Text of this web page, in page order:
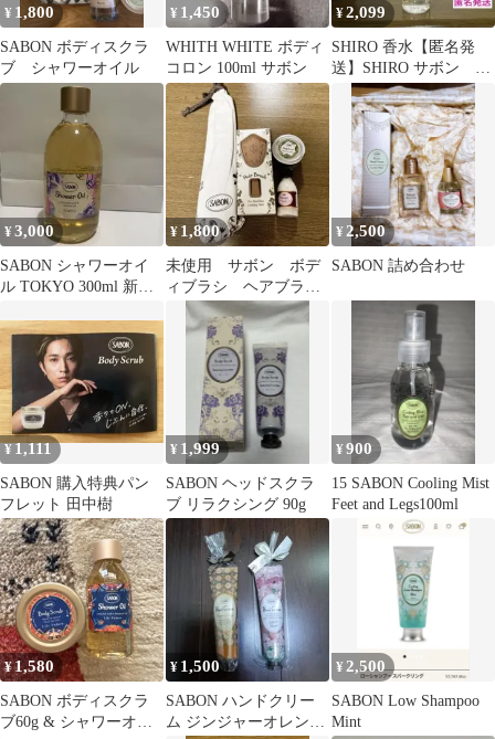
¥ 1,800
SABON ボディスクラ
ブ シャワーオイル
¥ 1,450
WHITH WHITE ボディ
コロン 100ml サボン
¥2,099
SHIRO 香水【匿名発
送】SHIRO サボン オ
ードパルファン 10ミ
¥3,000
SABON シャワーオイ
ル TOKYO 300ml 新品
¥ 1,800
未使用 サボン ボデ
ィブラシ ヘアブラ
シ スクラブ シャン
プー まとめ売り
¥ 2,500
SABON 詰め合わせ
¥1,111
SABON 購入特典パン
フレット 田中樹
¥ 1,999
SABON ヘッドスクラ
ブ リラクシング 90g
¥900
15 SABON Cooling Mist
Feet and Legs100ml
¥1,580
SABON ボディスクラ
ブ60g & シャワーオイ
¥ 1,500
SABON ハンドクリー
ム ジンジャーオレン
¥ 2,500
SABON Low Shampoo
Mint